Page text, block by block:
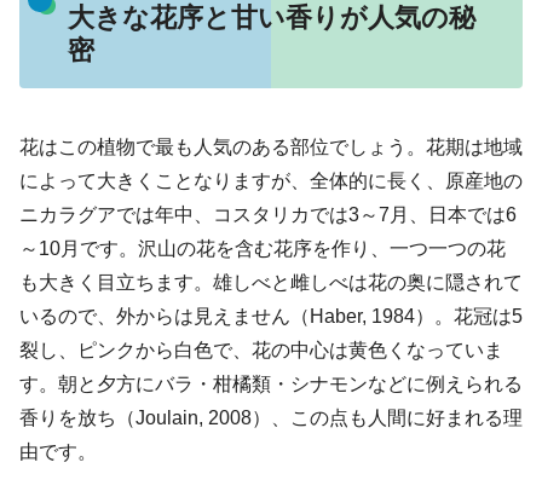
大きな花序と甘い香りが人気の秘
密
花はこの植物で最も人気のある部位でしょう。花期は地域
によって大きくことなりますが、全体的に長く、原産地の
ニカラグアでは年中、コスタリカでは3～7月、日本では6
～10月です。沢山の花を含む花序を作り、一つ一つの花
も大きく目立ちます。雄しべと雌しべは花の奥に隠されて
いるので、外からは見えません（Haber, 1984）。花冠は5
裂し、ピンクから白色で、花の中心は黄色くなっていま
す。朝と夕方にバラ・柑橘類・シナモンなどに例えられる
香りを放ち（Joulain, 2008）、この点も人間に好まれる理
由です。